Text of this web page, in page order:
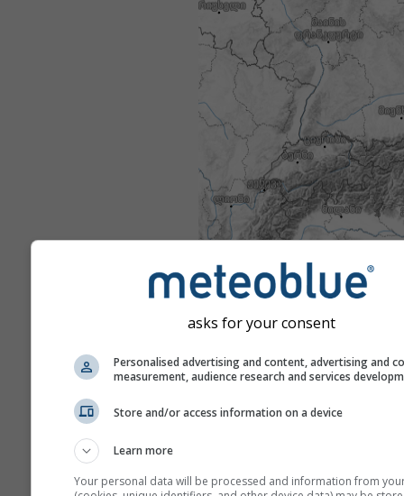
asks for your consent
Personalised advertising and content, advertising and
measurement, audience research and services
Store and/or access information on a device
Learn more
Your personal data will be processed and information from